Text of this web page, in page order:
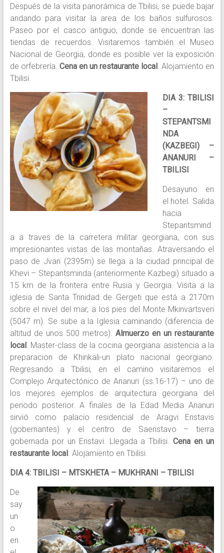
Después de la visita panorámica de Tbilisi, se puede bajar
andando para visitar la area de los baños sulfurosos.
Paseo por el casco antiguo, donde se encuentran las
tiendas de recuerdos. Visitaremos también el Museo
Nacional de Georgia, donde es posible ver la exposición
de orfebrería. Cena en un restaurante local . Alojamiento en
Tbilisi.
DIA 3: TBILISI
–
STEPANTSMI
NDA
(KAZBEGI) –
ANANURI –
TBILISI
Desayuno en
el hotel. Salida
hacia
Stepantsmind
a a traves de la carretera militar georgiana, con sus
impresionantes vistas de las montañas. Atraversando el
paso de Jvari (2395m) se llega a la ciudad principal de
Khevi – Stepantsminda (anteriormente Kazbegi) situado a
15 km de la frontera entre Rusia y Georgia. Visita a la
iglesia de Santa Trinidad de Gergeti que está a 2170m
sobre el nivel del mar, a los pies del Monte Mkinvartsveri
(5047 m). Se sube a la Iglesia caminando (diferencia de
altitud de unos 500 metros).Almuerzo en un restaurante
local . Master-class de la cocina georgiana: asistencia a la
preparacion de Khinkali-un plato nacional georgiano.
Regresando a Tbilisi, en el camino visitaremos el
Complejo Arquitectónico de Ananuri (ss.16-17) – uno de
los mejores ejemplos de arquitectura georgiana del
periodo posterior. A finales de la Edad Media Ananuri
sirvió como palacio residencial de Aragvi Eristavis
(gobernantes) y el centro de Saeristavo – tierra
gobernada por un Eristavi. Llegada a Tbilisi.Cena en un
restaurante local . Alojamiento en Tbilisi.
DIA 4: TBILISI – MTSKHETA – MUKHRANI – TBILISI
De
say
un
o
en